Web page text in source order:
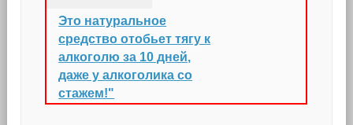
Это натуральное
средство отобьет тягу к
алкоголю за 10 дней,
даже у алкоголика со
стажем!"